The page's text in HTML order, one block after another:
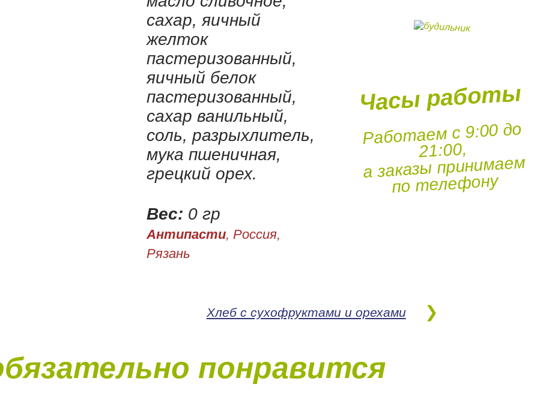
сахар, яичный
желток
пастеризованный,
яичный белок
пастеризованный,
сахар ванильный,
соль, разрыхлитель,
мука пшеничная,
грецкий орех.
Вес: 0 гр
Антипасти, Россия,
Рязань
Часы работы
Работаем с 9:00 до
21:00,
а заказы принимаем
по телефону
Хлеб с сухофруктами и орехами
понравится